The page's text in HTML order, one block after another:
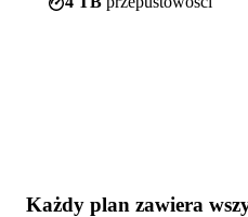
Każdy plan zawiera